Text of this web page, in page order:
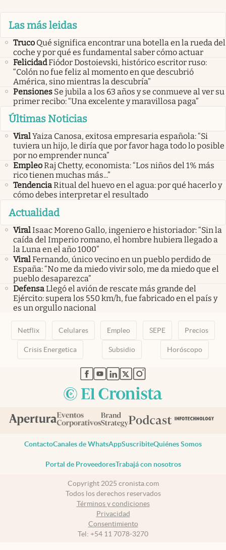
Las más leidas
Truco Qué significa encontrar una botella en la rueda del
coche y por qué es fundamental saber cómo actuar
FelicidadFiódor Dostoievski, histórico escritor ruso:
“Colón no fue feliz al momento en que descubrió
América, sino mientras la descubría”
Pensiones Se jubila a los 63 años y se conmueve al ver su
primer recibo: “Una excelente y maravillosa paga”
Últimas Noticias
ViralYaiza Canosa, exitosa empresaria española: “Si
tuviera un hijo, le diría que por favor haga todo lo posible
por no emprender nunca”
EmpleoRaj Chetty, economista: “Los niños del 1% más
rico tienen muchas más...”
TendenciaRitual del huevo en el agua: por qué hacerlo y
cómo debes interpretar el resultado
Actualidad
ViralIsaac Moreno Gallo, ingeniero e historiador: “Sin la
caída del Imperio romano, el hombre hubiera llegado a
la Luna en el año 1000”
ViralFernando, único vecino en un pueblo perdido de
España: “No me da miedo vivir solo, me da miedo que el
pueblo desaparezca”
DefensaLlegó el avión de rescate más grande del
Ejército: supera los 550 km/h, fue fabricado en el país y
es un orgullo nacional
Netflix Celulares Empleo SEPE Precios
Crisis Energetica Subsidio Horóscopo
abre en nueva pestaña
abre en nueva pestaña
abre en nueva pestaña
abre en nueva pestaña
abre en nueva pestaña
ContactoCanales de WhatsAppSuscribiteQuiénes Somos
Portal de ProveedoresTrabajá con nosotros
Copyright 2025 cronista.com
Todos los derechos reservados
Términos y condiciones
Privacidad
Consentimiento
Tel: +54 11 7078-3270